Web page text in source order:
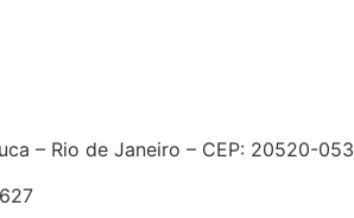
– Rio de Janeiro – CEP: 20520-053